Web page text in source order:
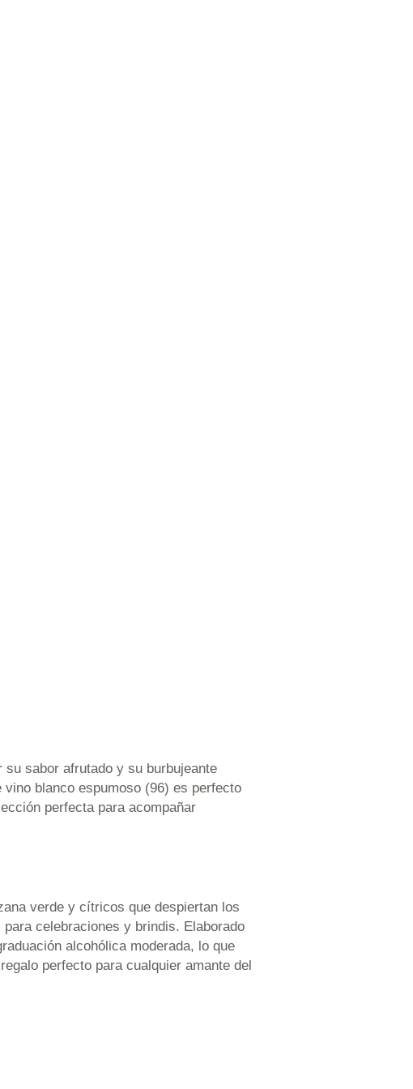
sabor afrutado y su burbujeante
blanco espumoso (96) es perfecto
perfecta para acompañar
verde y cítricos que despiertan los
celebraciones y brindis. Elaborado
alcohólica moderada, lo que
perfecto para cualquier amante del